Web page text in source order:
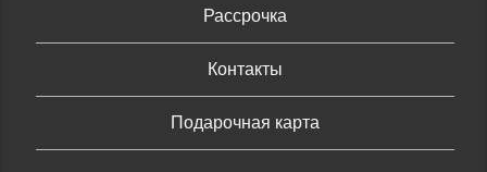
Рассрочка
Контакты
Подарочная карта